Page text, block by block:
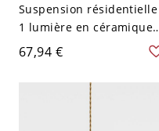
Suspension résidentielle
1 lumière en céramique
blanche, luminaire câblé
doré, 110V-120V, 7,5"
67,94 €